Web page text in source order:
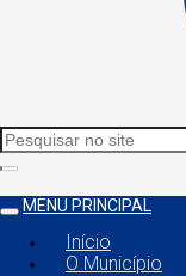
MENU PRINCIPAL
Início
O Município